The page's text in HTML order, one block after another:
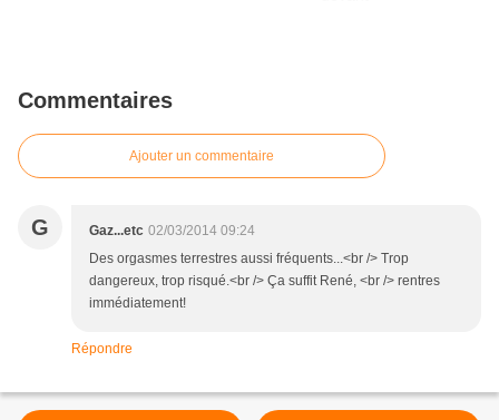
Commentaires
Ajouter un commentaire
G Gaz...etc 02/03/2014 09:24
Des orgasmes terrestres aussi fréquents...<br /> Trop
dangereux, trop risqué.<br /> Ça suffit René, <br /> rentres
immédiatement!
Répondre